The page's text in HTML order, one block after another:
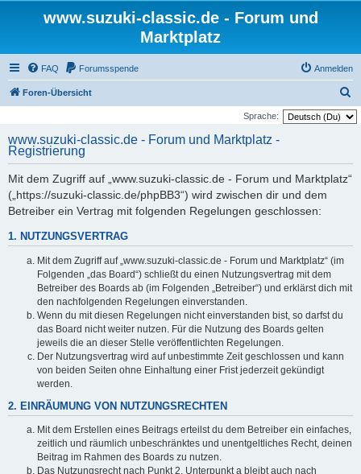
www.suzuki-classic.de - Forum und
Marktplatz
FAQ Forumsspende Anmelden
Foren-Übersicht
u
Sprache:
www.suzuki-classic.de - Forum und Marktplatz -
Registrierung
Mit dem Zugriff auf „www.suzuki-classic.de - Forum und Marktplatz“
(„https://suzuki-classic.de/phpBB3“) wird zwischen dir und dem
Betreiber ein Vertrag mit folgenden Regelungen geschlossen:
1. NUTZUNGSVERTRAG
Mit dem Zugriff auf „www.suzuki-classic.de - Forum und Marktplatz“ (im
Folgenden „das Board“) schließt du einen Nutzungsvertrag mit dem
Betreiber des Boards ab (im Folgenden „Betreiber“) und erklärst dich mit
den nachfolgenden Regelungen einverstanden.
Wenn du mit diesen Regelungen nicht einverstanden bist, so darfst du
das Board nicht weiter nutzen. Für die Nutzung des Boards gelten
jeweils die an dieser Stelle veröffentlichten Regelungen.
Der Nutzungsvertrag wird auf unbestimmte Zeit geschlossen und kann
von beiden Seiten ohne Einhaltung einer Frist jederzeit gekündigt
werden.
2. EINRÄUMUNG VON NUTZUNGSRECHTEN
Mit dem Erstellen eines Beitrags erteilst du dem Betreiber ein einfaches,
zeitlich und räumlich unbeschränktes und unentgeltliches Recht, deinen
Beitrag im Rahmen des Boards zu nutzen.
Das Nutzungsrecht nach Punkt 2, Unterpunkt a bleibt auch nach